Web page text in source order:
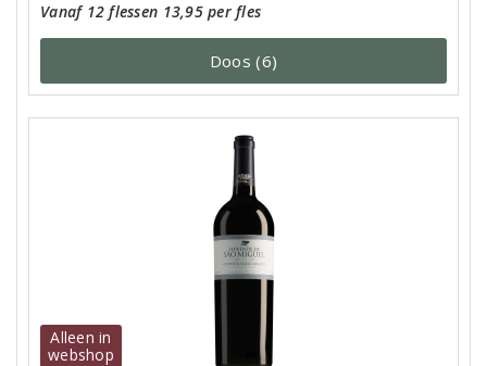
Vanaf 12 flessen 13,95 per fles
Doos (6)
Alleen in
webshop